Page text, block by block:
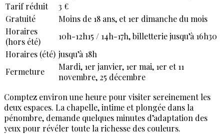
Tarif réduit
3 €
Gratuité
Moins de 18 ans, et 1er dimanche du mois
Horaires
(hors été)
10h-12h15 / 14h-17h, billetterie jusqu’à 16h30
Horaires (été) jusqu’à 18h
Fermeture
Mardi, 1er janvier, 1er mai, 1er et 11
novembre, 25 décembre
Comptez environ une heure pour visiter sereinement les
deux espaces. La chapelle, intime et plongée dans la
pénombre, demande quelques minutes d’adaptation des
yeux pour révéler toute la richesse des couleurs.